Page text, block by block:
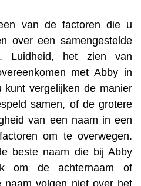
van de factoren die u
over een samengestelde
Luidheid, het zien van
met Abby in
vergelijken de manier
samen, of de grotere
van een naam in een
om te overwegen.
beste naam die bij Abby
om de achternaam of
naam volgen niet over het